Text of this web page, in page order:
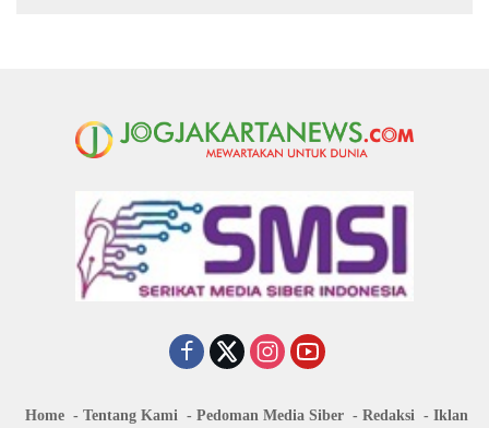
Home Tentang Kami Pedoman Media Siber Redaksi Iklan